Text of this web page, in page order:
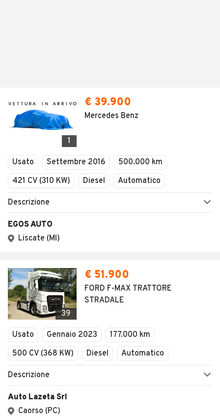
1
€ 39.900
Mercedes Benz
Usato Settembre 2016
500.000 km
421 CV (310 KW)
Diesel Automatico
Descrizione
EGOS AUTO
Liscate (MI)
39
€ 51.900
FORD F-MAX TRATTORE
STRADALE
Usato Gennaio 2023
177.000 km
500 CV (368 KW)
Diesel Automatico
Descrizione
Auto Lazeta Srl
Caorso (PC)